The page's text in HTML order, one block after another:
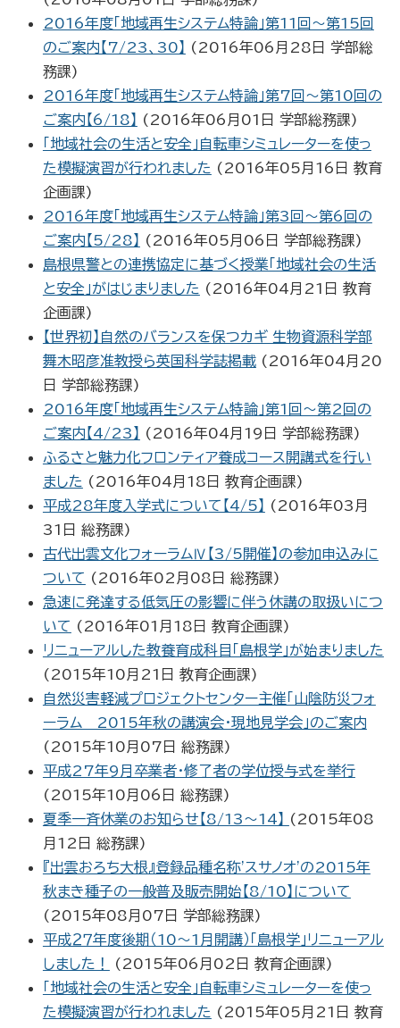
2016年度「地域再生システム特論」第11回～第15回
のご案内【7/23、30】
( 2016年06月28日 学部総
務課)
2016年度「地域再生システム特論」第7回～第10回の
ご案内【6/18】
( 2016年06月01日 学部総務課)
「地域社会の生活と安全」自転車シミュレーターを使っ
た模擬演習が行われました ( 2016年05月16日 教育
企画課)
2016年度「地域再生システム特論」第3回～第6回の
ご案内【5/28】
( 2016年05月06日 学部総務課)
島根県警との連携協定に基づく授業「地域社会の生活
と安全」がはじまりました ( 2016年04月21日 教育
企画課)
【世界初】自然のバランスを保つカギ 生物資源科学部
舞木昭彦准教授ら英国科学誌掲載( 2016年04月20
日 学部総務課)
2016年度「地域再生システム特論」第1回～第2回の
ご案内【4/23】
( 2016年04月19日 学部総務課)
ふるさと魅力化フロンティア養成コース開講式を行い
ました ( 2016年04月18日 教育企画課)
平成28年度入学式について【4/5】
( 2016年03月
31日 総務課)
古代出雲文化フォーラムⅣ【3/5開催】の参加申込みに
ついて ( 2016年02月08日 総務課)
急速に発達する低気圧の影響に伴う休講の取扱いにつ
いて ( 2016年01月18日 教育企画課)
リニューアルした教養育成科目「島根学」が始まりました
( 2015年10月21日 教育企画課)
自然災害軽減プロジェクトセンター主催「山陰防災フォ
ーラム 2015年秋の講演会・現地見学会」のご案内
( 2015年10月07日 総務課)
平成27年9月卒業者・修了者の学位授与式を挙行
( 2015年10月06日 総務課)
夏季一斉休業のお知らせ【8/13～14】
( 2015年08
月12日 総務課)
『出雲おろち大根』登録品種名称'スサノオ'の2015年
秋まき種子の一般普及販売開始【8/10】について
( 2015年08月07日 学部総務課)
平成２７年度後期（10～1月開講）「島根学」リニューアル
しました！
( 2015年06月02日 教育企画課)
「地域社会の生活と安全」自転車シミュレーターを使っ
た模擬演習が行われました ( 2015年05月21日 教育